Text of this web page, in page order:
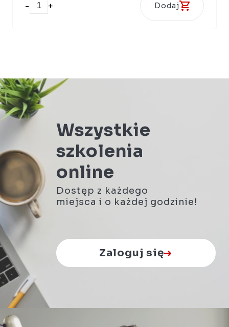
- + Dodaj
Wszystkie
szkolenia
online
Dostęp z każdego
miejsca i o każdej godzinie!
Zaloguj się